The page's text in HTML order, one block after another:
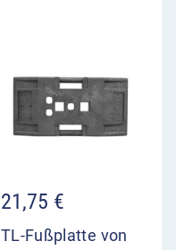
21,75 €
TL-Fußplatte von